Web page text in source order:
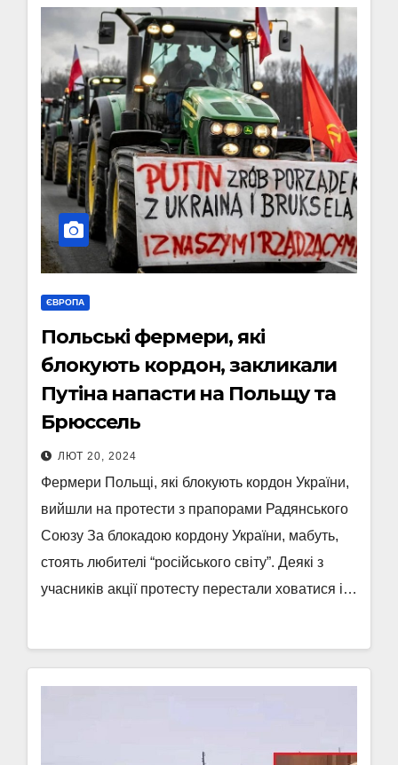
ЄВРОПА
Польські фермери, які
блокують кордон, закликали
Путіна напасти на Польщу та
Брюссель
ЛЮТ 20, 2024
Фермери Польщі, які блокують кордон України,
вийшли на протести з прапорами Радянського
Союзу За блокадою кордону України, мабуть,
стоять любителі “російського світу”. Деякі з
учасників акції протесту перестали ховатися і…